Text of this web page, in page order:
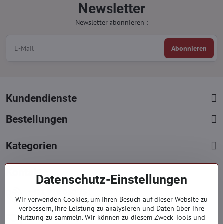
Newsletter
Newsletter abonnieren :
Abonnieren
Kundendienste
Bestellungen
Kategorien
Kontakte
Mont. - Freit. : 09:00 - 15:00 hod.
info​@everlady​.eu
Datenschutz-Einstellungen
Wir verwenden Cookies, um Ihren Besuch auf dieser Website zu
verbessern, ihre Leistung zu analysieren und Daten über ihre
Nutzung zu sammeln. Wir können zu diesem Zweck Tools und